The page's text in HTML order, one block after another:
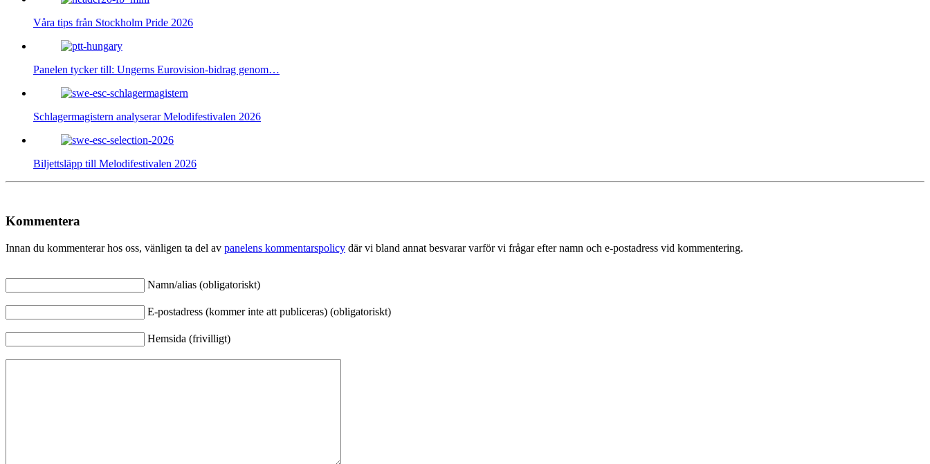
Våra tips från Stockholm Pride 2026
Panelen tycker till: Ungerns Eurovision-bidrag genom…
Schlagermagistern analyserar Melodifestivalen 2026
Biljettsläpp till Melodifestivalen 2026
Kommentera
Innan du kommenterar hos oss, vänligen ta del av panelens kommentarspolicy där vi bland annat besvarar varför vi frågar efter namn och e-postadress vid kommentering.
Namn/alias (obligatoriskt)
E-postadress (kommer inte att publiceras) (obligatoriskt)
Hemsida (frivilligt)